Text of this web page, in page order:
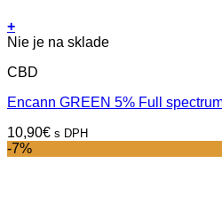
+
Nie je na sklade
CBD
Encann GREEN 5% Full
10,90€ s DPH
-7%